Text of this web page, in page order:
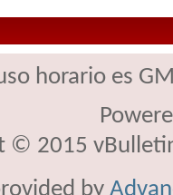
horario es
© 2015